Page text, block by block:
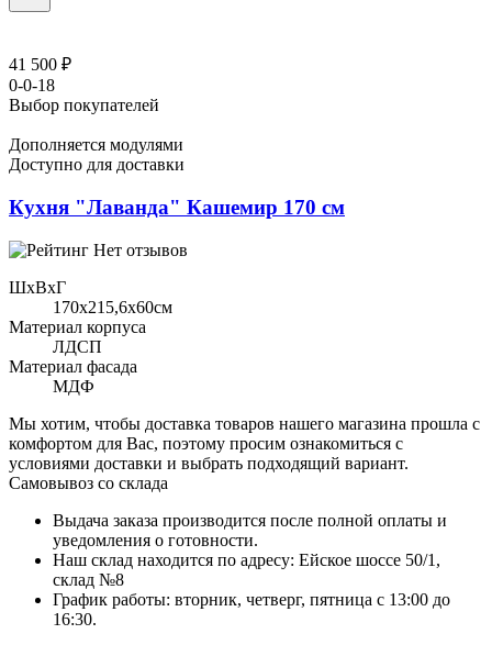
41 500 ₽
0-0-18
Выбор покупателей
Дополняется модулями
Доступно для доставки
Кухня "Лаванда" Кашемир 170 см
Нет отзывов
ШхВхГ
170x215,6х60см
Материал корпуса
ЛДСП
Материал фасада
МДФ
Мы хотим, чтобы доставка товаров нашего магазина прошла с
комфортом для Вас, поэтому просим ознакомиться с
условиями доставки и выбрать подходящий вариант.
Самовывоз со склада
Выдача заказа производится после полной оплаты и
уведомления о готовности.
Наш склад находится по адресу: Ейское шоссе 50/1,
склад №8
График работы: вторник, четверг, пятница с 13:00 до
16:30.